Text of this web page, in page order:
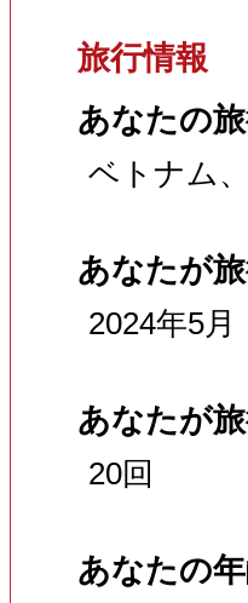
旅行情報
あなたの
ベトナム
あなたが
2024年5月
あなたが
20回
あなたの